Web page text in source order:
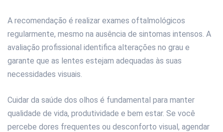
A recomendação é realizar exames oftalmológicos
regularmente, mesmo na ausência de sintomas intensos. A
avaliação profissional identifica alterações no grau e
garante que as lentes estejam adequadas às suas
necessidades visuais.
Cuidar da saúde dos olhos é fundamental para manter
qualidade de vida, produtividade e bem estar. Se você
percebe dores frequentes ou desconforto visual, agendar